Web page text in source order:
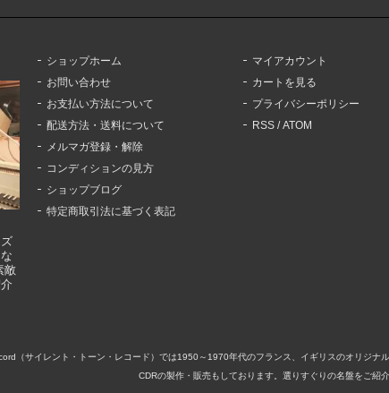
敵
ショップホーム
お問い合わせ
お支払い方法について
配送方法・送料について
メルマガ登録・解除
コンディションの見方
ショップブログ
特定商取引法に基づく表記
マイアカウント
カートを見る
プライバシーポリシー
RSS /ATOM
（サイレント・トーン・レコード）では1950～1970年代のフランス、イギリスのオリジナ
CDRの製作・販売もしております。選りすぐりの名盤をご紹